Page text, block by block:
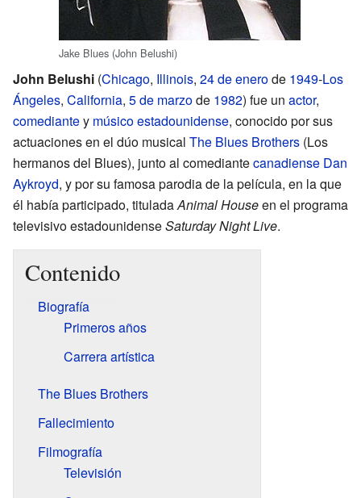
Jake Blues (John Belushi)
John Belushi (Chicago, Illinois, 24 de enerode 1949-Los
Ángeles, California, 5 de marzode 1982) fue un actor,
comediantey músicoestadounidense, conocido por sus
actuaciones en el dúo musical The Blues Brothers (Los
hermanos del Blues), junto al comediantecanadiense Dan
Aykroyd, y por su famosa parodia de la película, en la que
él había participado, tituladaAnimal Houseen el programa
televisivo estadounidenseSaturday Night Live.
Contenido
Biografía
Primeros años
Carrera artística
The Blues Brothers
Fallecimiento
Filmografía
Televisión